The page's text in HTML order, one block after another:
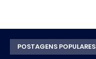
POSTAGENS POPULARES